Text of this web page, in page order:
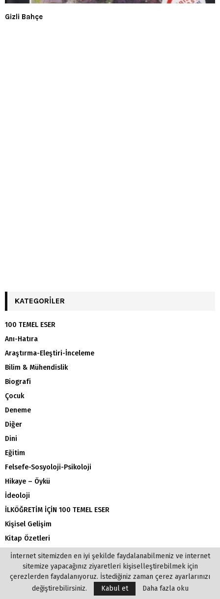
Gizli Bahçe
KATEGORILER
100 TEMEL ESER
Anı-Hatıra
Araştırma-Eleştiri-İnceleme
Bilim & Mühendislik
Biografi
Çocuk
Deneme
Diğer
Dini
Eğitim
Felsefe-Sosyoloji-Psikoloji
Hikaye – Öykü
İdeoloji
İLKÖĞRETİM İÇİN 100 TEMEL ESER
Kişisel Gelişim
Kitap Özetleri
LİSE İÇİN 100 TEMEL ESER
Masallar
Psikoloji
Roman (Yabancı)
İnternet sitemizden en iyi şekilde faydalanabilmeniz ve internet
sitemize yapacağınız ziyaretleri kişiselleştirebilmek için
çerezlerden faydalanıyoruz. İstediğiniz zaman çerez ayarlarınızı
değiştirebilirsiniz.
Kabul et Daha fazla oku